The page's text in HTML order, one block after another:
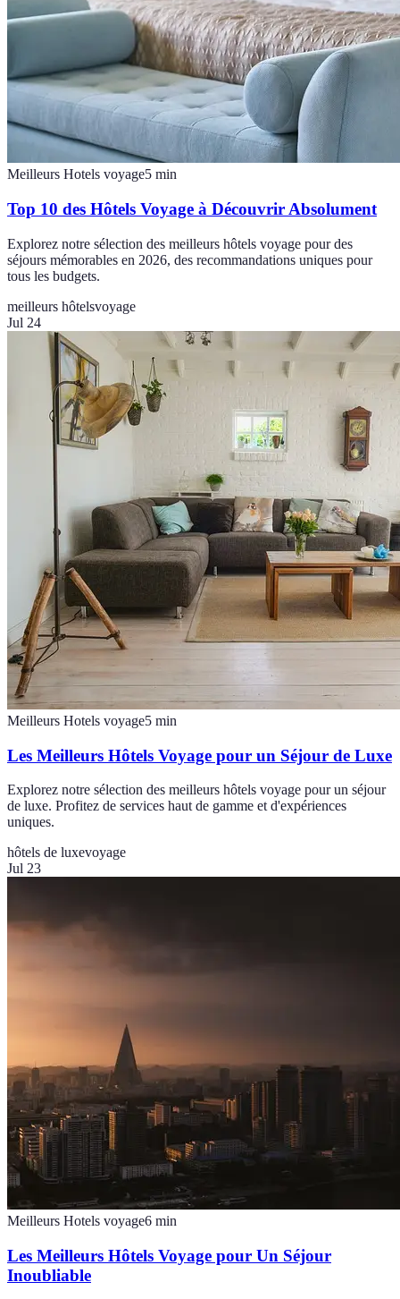
Meilleurs Hotels voyage5 min
Top 10 des Hôtels Voyage à Découvrir Absolument
Explorez notre sélection des meilleurs hôtels voyage pour des
séjours mémorables en 2026, des recommandations uniques pour
tous les budgets.
meilleurs hôtelsvoyage
Jul 24
Meilleurs Hotels voyage5 min
Les Meilleurs Hôtels Voyage pour un Séjour de Luxe
Explorez notre sélection des meilleurs hôtels voyage pour un séjour
de luxe. Profitez de services haut de gamme et d'expériences
uniques.
hôtels de luxevoyage
Jul 23
Meilleurs Hotels voyage6 min
Les Meilleurs Hôtels Voyage pour Un Séjour
Inoubliable